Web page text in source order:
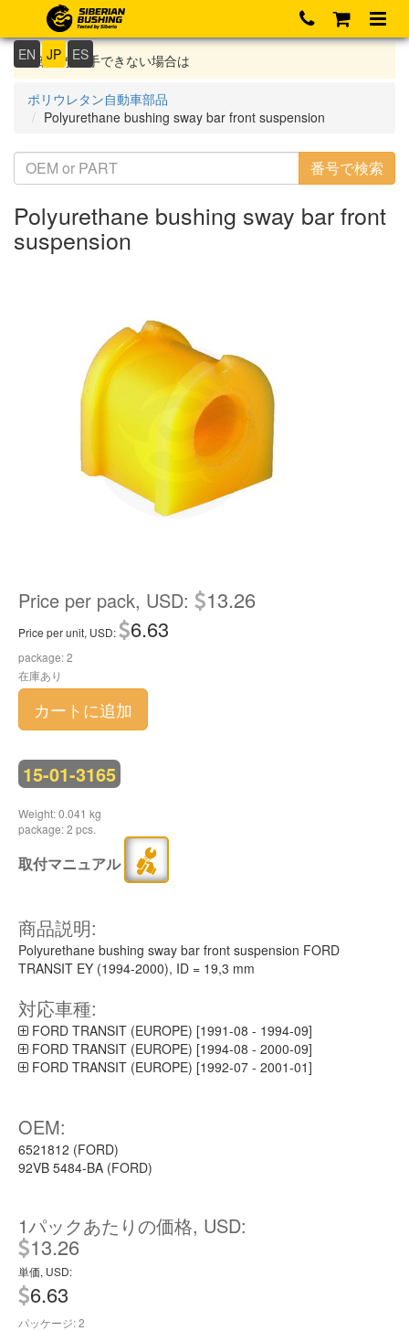
EN JP ES
部品が入手できない場合は
ポリウレタン自動車部品
Polyurethane bushing sway bar front suspension
Polyurethane bushing sway bar front
suspension
Price per pack, USD: 13.26
Price per unit, USD: 6.63
package: 2
在庫あり
カートに追加
15-01-3165
Weight: 0.041 kg
package: 2 pcs.
取付マニュアル
商品説明:
Polyurethane bushing sway bar front suspension FORD
TRANSIT EY (1994-2000), ID = 19,3 mm
対応車種:
FORD TRANSIT (EUROPE) [1991-08 - 1994-09]
FORD TRANSIT (EUROPE) [1994-08 - 2000-09]
FORD TRANSIT (EUROPE) [1992-07 - 2001-01]
OEM:
6521812 (FORD)
92VB 5484-BA (FORD)
1パックあたりの価格, USD:
13.26
単価, USD:
6.63
パッケージ: 2